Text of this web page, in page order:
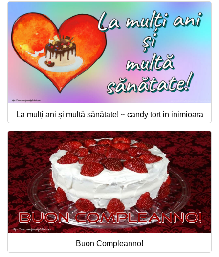
La mulți ani și multă sănătate! ~ candy tort in inimioara
Buon Compleanno!